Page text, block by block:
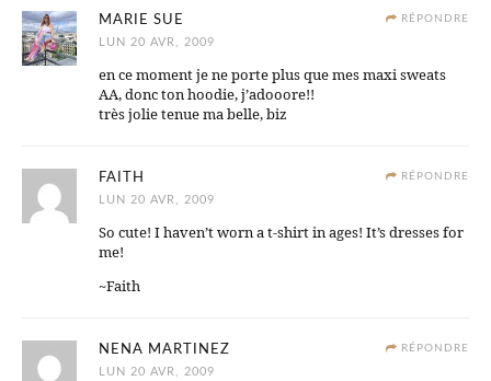
RÉPONDRE
MARIE SUE
LUN 20 AVR, 2009
en ce moment je ne porte plus que mes maxi sweats
AA, donc ton hoodie, j’adooore!!
très jolie tenue ma belle, biz
RÉPONDRE
FAITH
LUN 20 AVR, 2009
So cute! I haven’t worn a t-shirt in ages! It’s dresses for
me!
~Faith
RÉPONDRE
NENA MARTINEZ
LUN 20 AVR, 2009